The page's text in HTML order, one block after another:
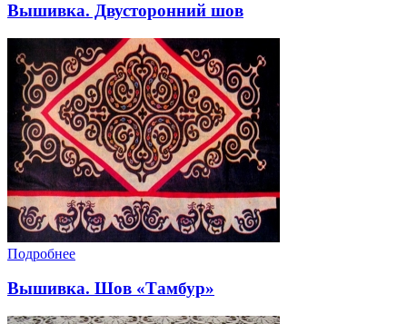
Вышивка. Двусторонний шов
Подробнее
Вышивка. Шов «Тамбур»